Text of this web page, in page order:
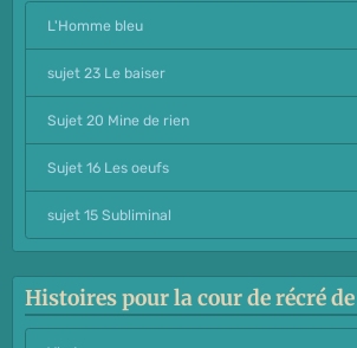
L'Homme bleu
sujet 23 Le baiser
Sujet 20 Mine de rien
Sujet 16 Les oeufs
sujet 15 Subliminal
Histoires pour la cour de récré de